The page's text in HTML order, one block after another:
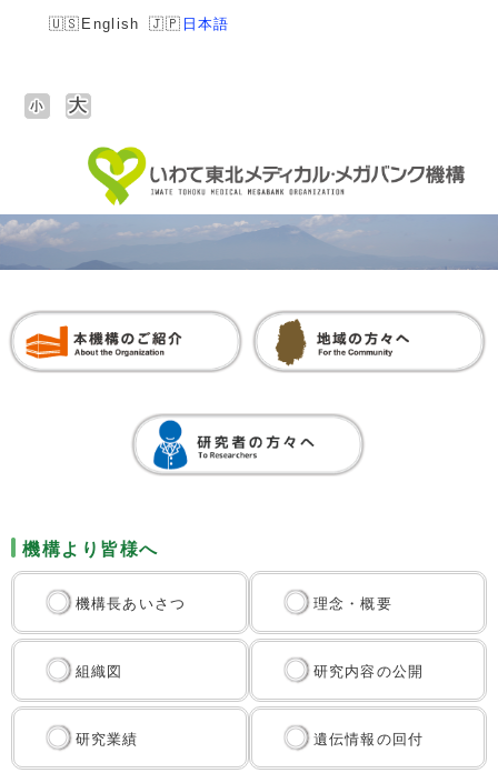
English 日本語
機構より皆様へ
機構長あいさつ 理念・概要
組織図 研究内容の公開
研究業績 遺伝情報の回付